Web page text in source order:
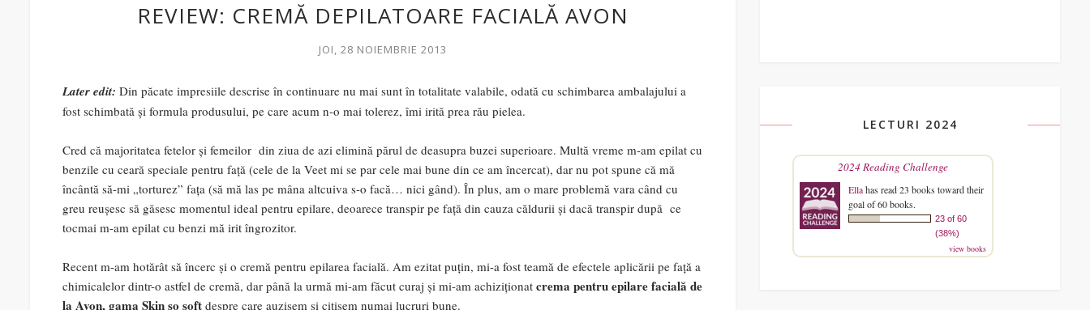
REVIEW: CREMĂ DEPILATOARE FACIALĂ AVON
JOI, 28 NOIEMBRIE 2013
Later edit: Din păcate impresiile descrise în continuare nu mai sunt în totalitate valabile, odată cu schimbarea ambalajului a
fost schimbată și formula produsului, pe care acum n-o mai tolerez, îmi irită prea rău pielea.
Cred că majoritatea fetelor și femeilor din ziua de azi elimină părul de deasupra buzei superioare. Multă vreme m-am epilat cu
benzile cu ceară speciale pentru față (cele de la Veet mi se par cele mai bune din ce am încercat), dar nu pot spune că mă
încântă să-mi „torturez” fața (să mă las pe mâna altcuiva s-o facă… nici gând). În plus, am o mare problemă vara când cu
greu reușesc să găsesc momentul ideal pentru epilare, deoarece transpir pe față din cauza căldurii și dacă transpir după ce
tocmai m-am epilat cu benzi mă irit îngrozitor.
Recent m-am hotărât să încerc și o cremă pentru epilarea facială. Am ezitat puțin, mi-a fost teamă de efectele aplicării pe față a
chimicalelor dintr-o astfel de cremă, dar până la urmă mi-am făcut curaj și mi-am achiziționat crema pentru epilare facială de
la Avon, gama Skin so soft despre care auzisem și citisem numai lucruri bune.
LECTURI 2024
2024 Reading Challenge
Ellahas read 23 books toward their
goal of 60 books.
23 of 60
(38%)
view books